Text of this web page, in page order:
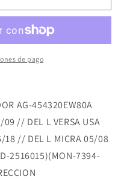
de pago
AG-454320EW80A
09 // DEL L VERSA USA
// DEL L MICRA 05/08
2516015)(MON-7394-